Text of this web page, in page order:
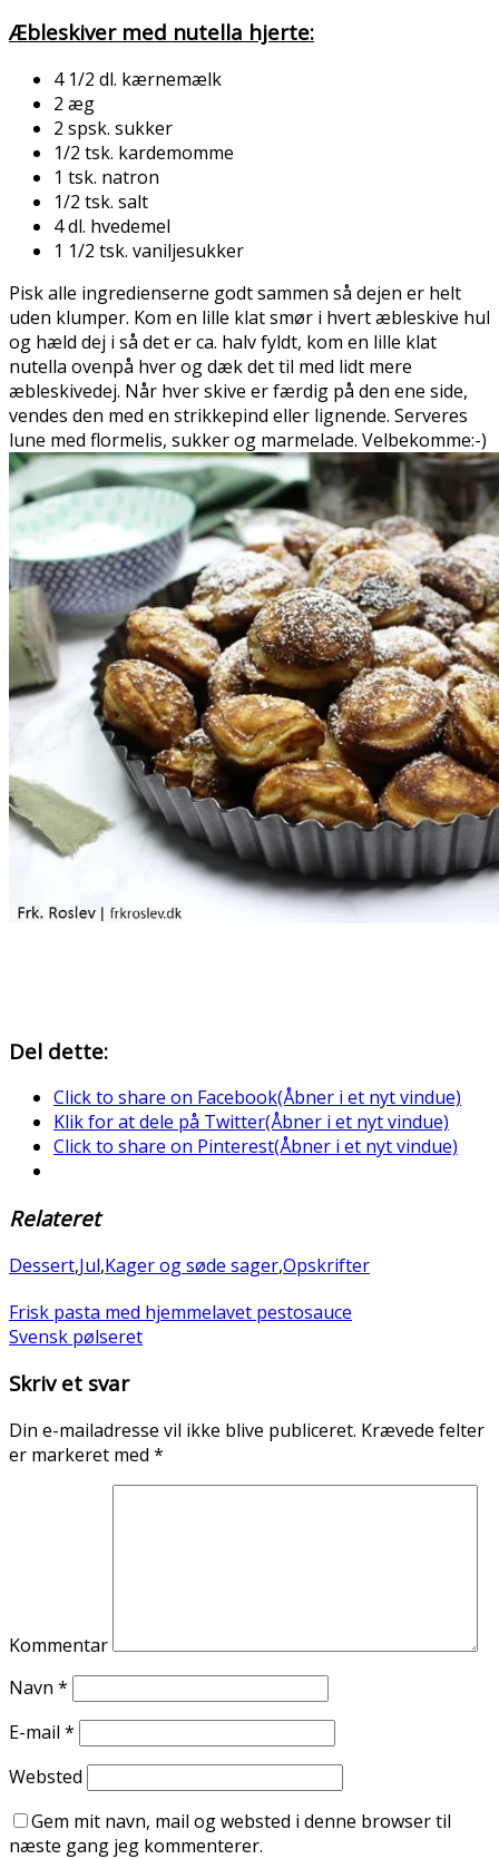
Æbleskiver med nutella hjerte:
4 1/2 dl. kærnemælk
2 æg
2 spsk. sukker
1/2 tsk. kardemomme
1 tsk. natron
1/2 tsk. salt
4 dl. hvedemel
1 1/2 tsk. vaniljesukker
Pisk alle ingredienserne godt sammen så dejen er helt
uden klumper. Kom en lille klat smør i hvert æbleskive hul
og hæld dej i så det er ca. halv fyldt, kom en lille klat
nutella ovenpå hver og dæk det til med lidt mere
æbleskivedej. Når hver skive er færdig på den ene side,
vendes den med en strikkepind eller lignende. Serveres
lune med flormelis, sukker og marmelade. Velbekomme:-)
Del dette:
Click to share on Facebook(Åbner i et nyt vindue)
Klik for at dele på Twitter(Åbner i et nyt vindue)
Click to share on Pinterest(Åbner i et nyt vindue)
Relateret
Dessert,Jul,Kager og søde sager,Opskrifter
Frisk pasta med hjemmelavet pestosauce
Svensk pølseret
Skriv et svar
Din e-mailadresse vil ikke blive publiceret. Krævede felter
er markeret med *
Kommentar
Navn *
E-mail *
Websted
Gem mit navn, mail og websted i denne browser til
næste gang jeg kommenterer.